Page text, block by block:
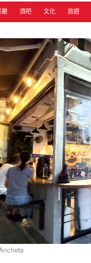
廳 酒吧 文化 旅遊